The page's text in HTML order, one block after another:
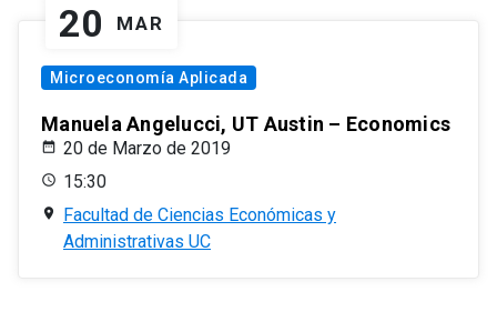
20 MAR
Microeconomía Aplicada
Manuela Angelucci, UT Austin – Economics
20 de Marzo de 2019
15:30
Facultad de Ciencias Económicas y
Administrativas UC